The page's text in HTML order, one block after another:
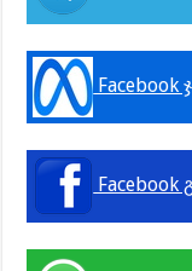
Facebook
Facebook